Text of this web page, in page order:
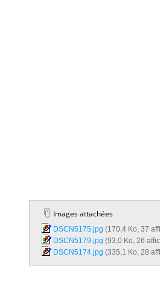
Images attachées
DSCN5175.jpg‎ (170,4 Ko, 37
DSCN5179.jpg‎ (93,0 Ko, 26
DSCN5174.jpg‎ (335,1 Ko, 28